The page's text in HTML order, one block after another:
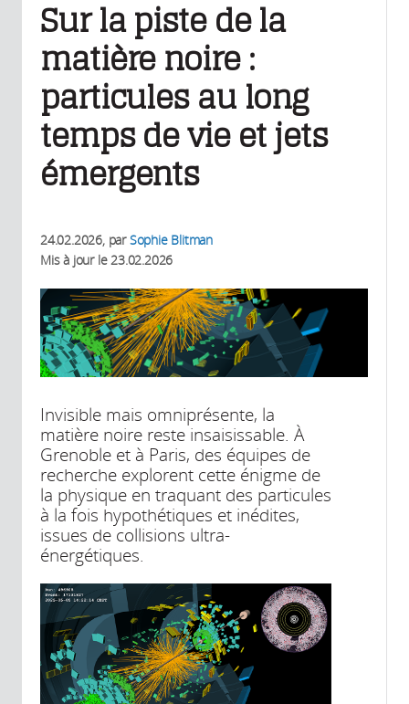
Sur la piste de la
matière noire :
particules au long
temps de vie et jets
émergents
24.02.2026, parSophie Blitman
Mis à jour le 23.02.2026
Invisible mais omniprésente, la
matière noire reste insaisissable. À
Grenoble et à Paris, des équipes de
recherche explorent cette énigme de
la physique en traquant des particules
à la fois hypothétiques et inédites,
issues de collisions ultra-
énergétiques.